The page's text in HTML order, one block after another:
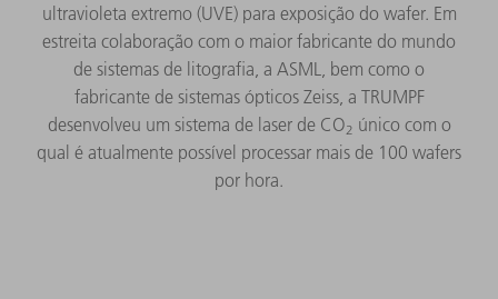
ultravioleta extremo (UVE) para exposição do wafer. Em
estreita colaboração com o maior fabricante do mundo
de sistemas de litografia, a ASML, bem como o
fabricante de sistemas ópticos Zeiss, a TRUMPF
desenvolveu um sistema de laser de CO2 único com o
qual é atualmente possível processar mais de 100 wafers
por hora.